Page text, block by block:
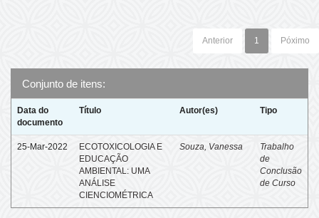
Anterior 1 Póximo
Conjunto de itens:
Data do
documento
Título Autor(es) Tipo
25-Mar-2022
ECOTOXICOLOGIA E
EDUCAÇÃO
AMBIENTAL: UMA
ANÁLISE
CIENCIOMÉTRICA
Souza, Vanessa
Trabalho
de
Conclusão
de Curso